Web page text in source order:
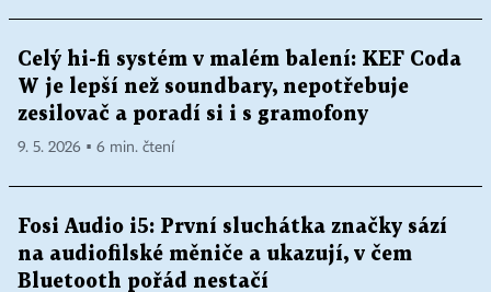
Celý hi-fi systém v malém balení: KEF Coda
W je lepší než soundbary, nepotřebuje
zesilovač a poradí si i s gramofony
9. 5. 2026 ▪ 6 min. čtení
Fosi Audio i5: První sluchátka značky sází
na audiofilské měniče a ukazují, v čem
Bluetooth pořád nestačí